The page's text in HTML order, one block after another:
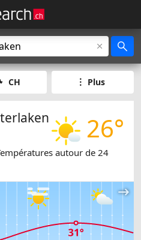
CH Plus
26°
autour de 24